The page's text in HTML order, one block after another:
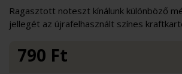
Ragasztott noteszt kínálunk különböző
jellegét az újrafelhasznált színes
790 Ft